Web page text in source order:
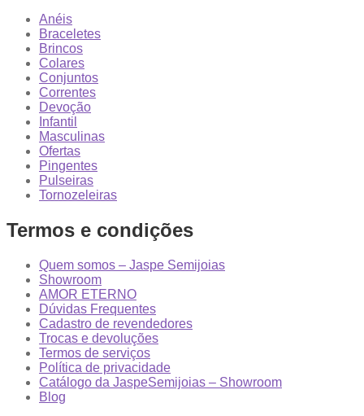
Anéis
Braceletes
Brincos
Colares
Conjuntos
Correntes
Devoção
Infantil
Masculinas
Ofertas
Pingentes
Pulseiras
Tornozeleiras
Termos e condições
Quem somos – Jaspe Semijoias
Showroom
AMOR ETERNO
Dúvidas Frequentes
Cadastro de revendedores
Trocas e devoluções
Termos de serviços
Política de privacidade
Catálogo da JaspeSemijoias – Showroom
Blog